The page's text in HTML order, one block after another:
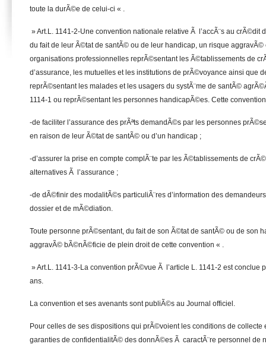
toute la durÃ©e de celui-ci « .
» Art.L. 1141-2-Une convention nationale relative Ã l’accÃ¨s au crÃ©dit
du fait de leur Ã©tat de santÃ© ou de leur handicap, un risque aggravÃ©
organisations professionnelles reprÃ©sentant les Ã©tablissements de
d’assurance, les mutuelles et les institutions de prÃ©voyance ainsi que
reprÃ©sentant les malades et les usagers du systÃ¨me de santÃ©
1114-1 ou reprÃ©sentant les personnes handicapÃ©es. Cette
-de faciliter l’assurance des prÃªts demandÃ©s par les personnes
en raison de leur Ã©tat de santÃ© ou d’un handicap ;
-d’assurer la prise en compte complÃ¨te par les Ã©tablissements de
alternatives Ã l’assurance ;
-de dÃ©finir des modalitÃ©s particuliÃ¨res d’information des
dossier et de mÃ©diation.
Toute personne prÃ©sentant, du fait de son Ã©tat de santÃ© ou de son
aggravÃ© bÃ©nÃ©ficie de plein droit de cette convention « .
» Art.L. 1141-3-La convention prÃ©vue Ã l’article L. 1141-2 est conclue
ans.
La convention et ses avenants sont publiÃ©s au Journal officiel.
Pour celles de ses dispositions qui prÃ©voient les conditions de collecte
garanties de confidentialitÃ© des donnÃ©es Ã caractÃ¨re personnel de